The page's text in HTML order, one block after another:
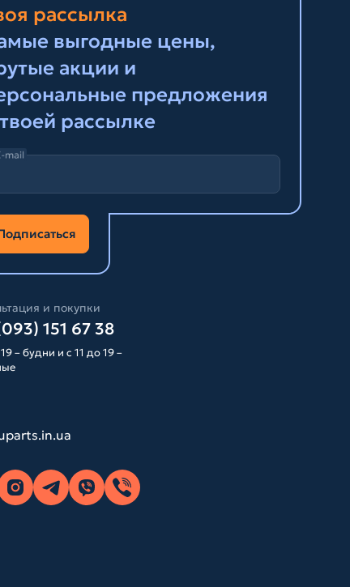
рассылка
выгодные цены,
акции и
предложения
рассылке
mail
и покупки
151 67 38
– будни и с 11 до 19 –